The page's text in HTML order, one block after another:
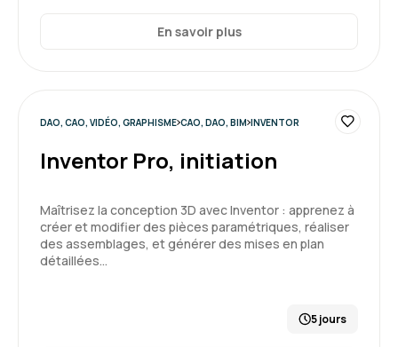
En savoir plus
DAO, CAO, VIDÉO, GRAPHISME CAO, DAO, BIM INVENTOR
Inventor Pro, initiation
Maîtrisez la conception 3D avec Inventor : apprenez à
créer et modifier des pièces paramétriques, réaliser
des assemblages, et générer des mises en plan
détaillées…
5 jours